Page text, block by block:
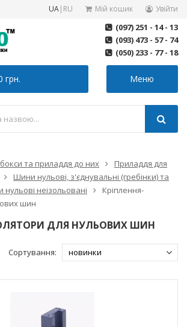
UA| RU Мій кошик Увійти
(097) 251 - 14 - 13
(093) 473 - 57 - 74
(050) 233 - 77 - 18
Меню
грн.
та приладдя до них
Приладдя для
Шини нульові, з'єднувальні (гребінки) та
неізольовані
Кріплення-
шин
ДЛЯ НУЛЬОВИХ ШИН
Сортування: